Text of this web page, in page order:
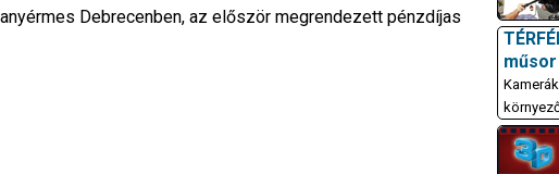
Debrecenben, az először megrendezett pénzdíjas
műsor